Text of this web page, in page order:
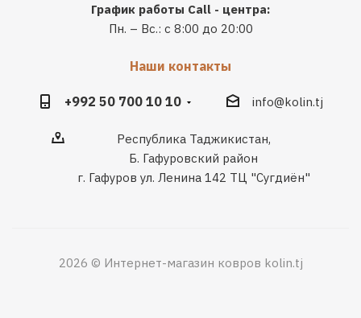
График работы Call - центра:
Пн. – Вс.: с 8:00 до 20:00
Наши контакты
+992 50 700 10 10 info@kolin.tj
Республика Таджикистан,
Б. Гафуровский район
г. Гафуров ул. Ленина 142 ТЦ "Сугдиён"
2026 © Интернет-магазин ковров kolin.tj